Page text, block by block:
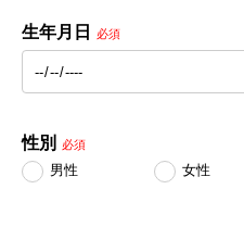
生年月日 必須
性別 必須
男性 女性